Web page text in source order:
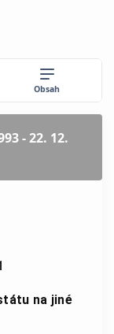
Obsah
- 22. 12.
na jiné